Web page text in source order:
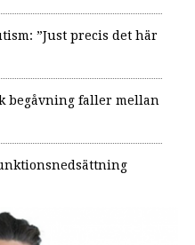
”Just precis det här
begåvning faller mellan